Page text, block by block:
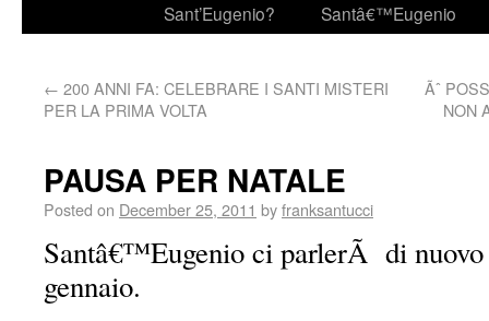
Sant’Eugenio?
Santâ€™Eugenio
← 200 ANNI FA: CELEBRARE I SANTI MISTERI
PER LA PRIMA VOLTA
Ãˆ
NON
PAUSA PER NATALE
Posted on December 25, 2011 byfranksantucci
Santâ€™Eugenio ci parlerÃ di
gennaio.